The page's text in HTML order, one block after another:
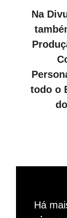
Na
todo o
Há